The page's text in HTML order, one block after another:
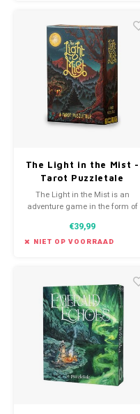
mystery to reunite a lost item
with its human companion.
The Light in the Mist -
Tarot Puzzletale
The Light in the Mist is an
adventure game in the form of
together hours of gorgeous
artwork, resonant storytelling,
€39,99
NIET OP VOORRAAD